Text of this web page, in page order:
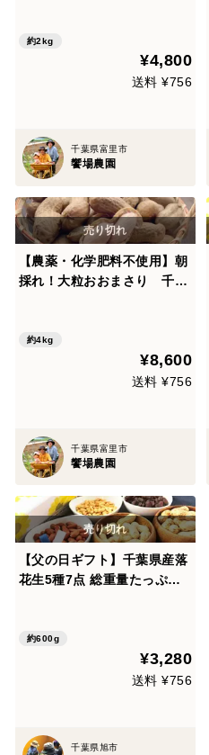
約2kg
¥4,800
送料 ¥756
千葉県富里市
饗場農園
【農薬・化学肥料不使用】朝
採れ！大粒おおまさり 千葉
約4kg
¥8,600
送料 ¥756
千葉県富里市
饗場農園
【父の日ギフト】千葉県産落
花生5種7点 総重量たっぷり6
約600g
¥3,280
送料 ¥756
千葉県旭市